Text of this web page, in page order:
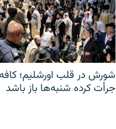
شورش در قلب اورشلیم؛
جرأت کرده شنبه‌ها باز باشد